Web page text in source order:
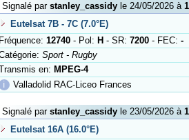
Signalé par stanley_cassidyle 24/05/2026 à
Eutelsat 7B - 7C (7.0°E)
Fréquence: 12740- Pol: H - SR: 7200- FEC: -
Sport - Rugby
en: MPEG-4
ℹ
Valladolid RAC-Liceo Frances
Signalé par stanley_cassidyle 23/05/2026 à
Eutelsat 16A (16.0°E)